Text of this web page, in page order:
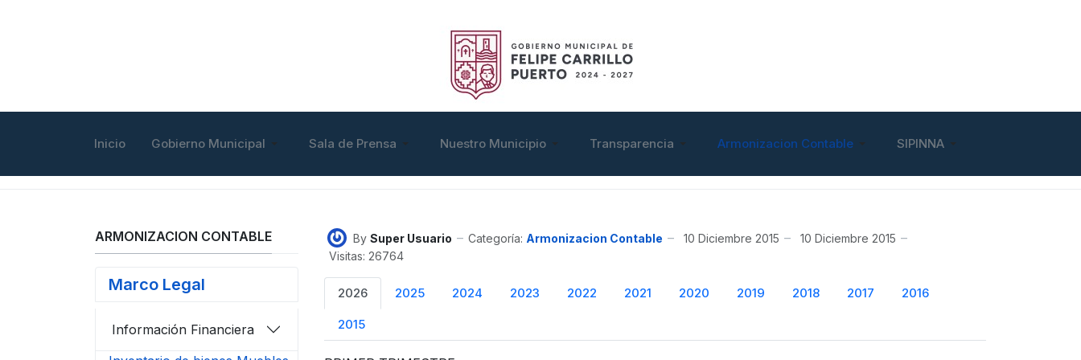
Inicio Gobierno Municipal Sala de Prensa Nuestro Municipio Transparencia Armonizacion Contable SIPINNA
By Super Usuario Categoría: Armonizacion Contable 10 Diciembre 2015
10 Diciembre 2015
Visitas: 26764
2026 2025 2024 2023 2022 2021 2020 2019 2018 2017 2016
2015
ARMONIZACION CONTABLE
Marco Legal
Información Financiera